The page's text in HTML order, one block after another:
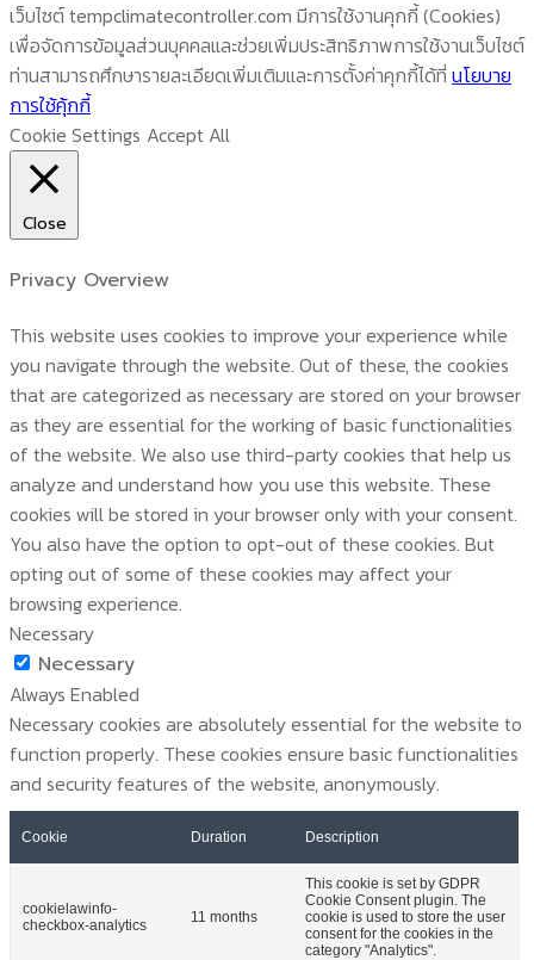
เว็บไซต์ tempclimatecontroller.com มีการใช้งานคุกกี้ (Cookies)
เพื่อจัดการข้อมูลส่วนบุคคลและช่วยเพิ่มประสิทธิภาพการใช้งานเว็บไซต์
ท่านสามารถศึกษารายละเอียดเพิ่มเติมและการตั้งค่าคุกกี้ได้ที่ นโยบาย
การใช้คุ้กกี้
Cookie Settings Accept All
Close
Privacy Overview
This website uses cookies to improve your experience while
you navigate through the website. Out of these, the cookies
that are categorized as necessary are stored on your browser
as they are essential for the working of basic functionalities
of the website. We also use third-party cookies that help us
analyze and understand how you use this website. These
cookies will be stored in your browser only with your consent.
You also have the option to opt-out of these cookies. But
opting out of some of these cookies may affect your
browsing experience.
Necessary
Necessary
Always Enabled
Necessary cookies are absolutely essential for the website to
function properly. These cookies ensure basic functionalities
and security features of the website, anonymously.
Cookie Duration Description
cookielawinfo-
checkbox-analytics
11 months
This cookie is set by GDPR
Cookie Consent plugin. The
cookie is used to store the user
consent for the cookies in the
category "Analytics".